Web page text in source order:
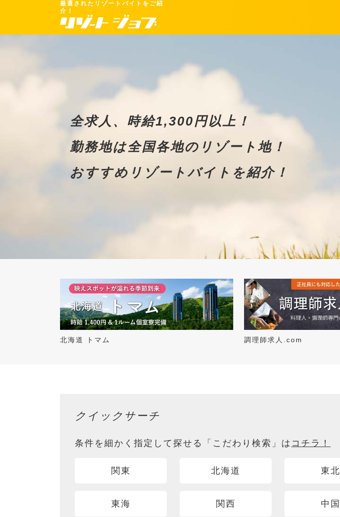
厳選されたリゾートバイトをご紹
介！
全求人、時給1,300円以上！
勤務地は全国各地のリゾート地！
おすすめリゾートバイトを紹介！
北海道 トマム 調理師求人.com
クイックサーチ
条件を細かく指定して探せる「こだわり検索」は コチラ！
関東 北海道 東北
東海 関西 中国